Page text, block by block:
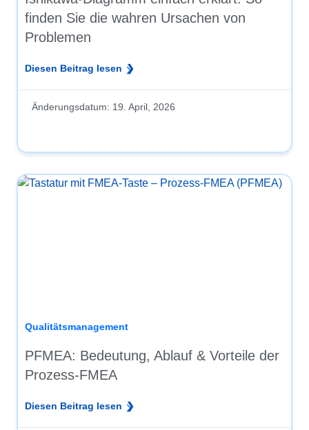
finden Sie die wahren Ursachen von
Problemen
Diesen Beitrag lesen
Änderungsdatum: 19. April, 2026
Qualitätsmanagement
PFMEA: Bedeutung, Ablauf & Vorteile der
Prozess-FMEA
Diesen Beitrag lesen